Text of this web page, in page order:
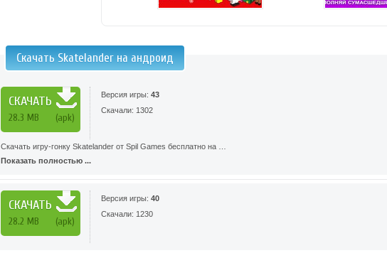
Скачать Skatelander на андроид
СКАЧАТЬ
28.3 MB (apk)
Версия игры: 43
Скачали: 1302
Скачать игру-гонку Skatelander от Spil Games бесплатно на …
Показать полностью ...
СКАЧАТЬ
28.2 MB (apk)
Версия игры: 40
Скачали: 1230